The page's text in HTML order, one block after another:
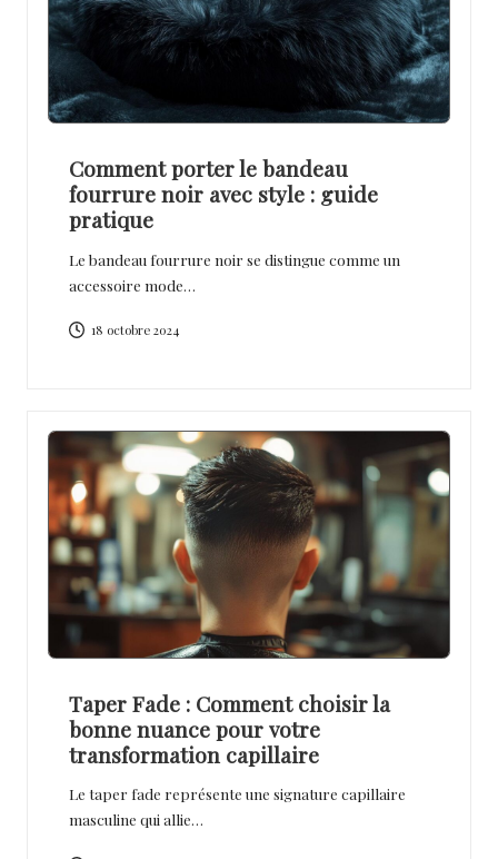
Comment porter le bandeau
fourrure noir avec style : guide
pratique
Le bandeau fourrure noir se distingue comme un
accessoire mode…
18 octobre 2024
Taper Fade : Comment choisir la
bonne nuance pour votre
transformation capillaire
Le taper fade représente une signature capillaire
masculine qui allie…